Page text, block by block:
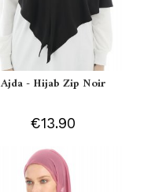
Ajda - Hijab Zip Noir
€13.90